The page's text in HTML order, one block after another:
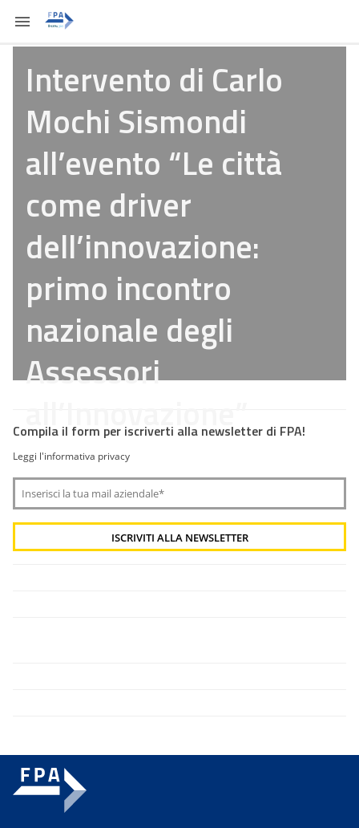
Intervento di Carlo
Mochi Sismondi
all’evento “Le città
come driver
dell’innovazione:
primo incontro
nazionale degli
Assessori
all’Innovazione”
Compila il form per iscriverti alla newsletter di FPA!
Leggi l'informativa privacy